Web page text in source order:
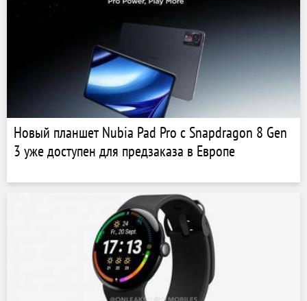
Новый планшет Nubia Pad Pro с Snapdragon 8 Gen
3 уже доступен для предзаказа в Европе